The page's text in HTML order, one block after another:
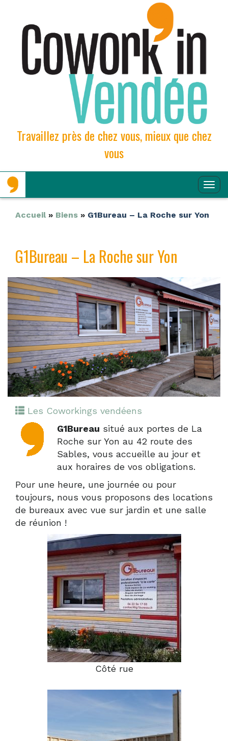
Travaillez près de chez vous, mieux que chez
vous
la
contenu
principal
contenu
secondaire
Accueil» Biens » G1Bureau – La Roche sur Yon
G1Bureau – La Roche sur Yon
Les Coworkings vendéens
G1Bureau situé aux portes de La
Roche sur Yon au 42 route des
Sables, vous accueille au jour et
aux horaires de vos obligations.
Pour une heure, une journée ou pour
toujours, nous vous proposons des locations
de bureaux avec vue sur jardin et une salle
de réunion !
Côté rue